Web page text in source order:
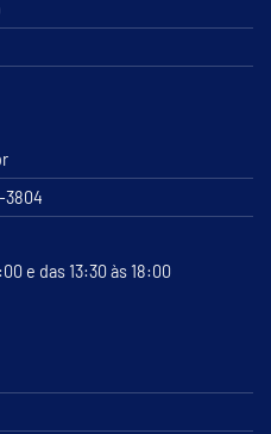
3804
e das 13:30 às 18:00